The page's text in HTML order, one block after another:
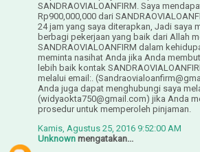
SANDRAOVIALOANFIRM. Saya
Rp900,000,000 dari
24 jam yang saya diterapkan, Jadi saya
berbagi pekerjaan yang baik dari Allah
SANDRAOVIALOANFIRM dalam
meminta nasihat Anda jika Anda
lebih baik kontak
melalui email:.
Anda juga dapat menghubungi saya
(widyaokta750@gmail.com) jika Anda
prosedur untuk memperoleh pinjaman.
Kamis, Agustus 25, 2016 9:52:00 AM
Unknown mengatakan...